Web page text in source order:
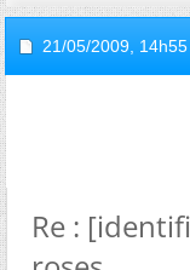
21/05/2009, 14h55
Re :